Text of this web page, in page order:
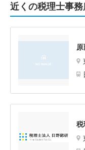
近くの税理士事務
税